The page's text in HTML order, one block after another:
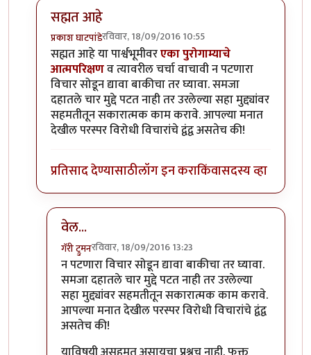
सह्मत आहे
प्रकाश घाटपांडेरविवार, 18/09/2016 10:55
In reply toचोप्य-पस्तेbyगॅरी ट्रुमन
सह्मत आहे या पार्श्वभूमीवरएका पुरोगाम्याचे
आत्मपरिक्षणव त्यावरील चर्चा वाचावी न पटणारा
विचार सोडून द्यावा बाकीचा तर घ्यावा. समजा
दहातले चार मुद्दे पटत नाही तर उरलेल्या सहा मुद्द्यांवर
सहमतीतून सकारात्मक काम करावे. आपल्या मनात
देखील परस्पर विरोधी विचारांचे द्वंद्व असतेच की!
प्रतिसाद देण्यासाठीलॉग इन कराकिंवासदस्य व्हा
वेल...
गॅरी ट्रुमनरविवार, 18/09/2016 13:23
In reply toसह्मत आहेbyप्रकाश घाटपांडे
न पटणारा विचार सोडून द्यावा बाकीचा तर घ्यावा.
समजा दहातले चार मुद्दे पटत नाही तर उरलेल्या
सहा मुद्द्यांवर सहमतीतून सकारात्मक काम करावे.
आपल्या मनात देखील परस्पर विरोधी विचारांचे द्वंद्व
असतेच की!